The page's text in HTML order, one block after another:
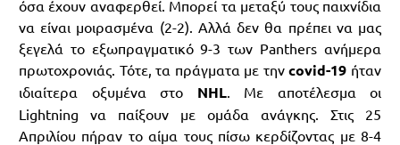
όσα έχουν αναφερθεί. Μπορεί τα μεταξύ τους παιχνίδια
να είναι μοιρασμένα (2-2). Αλλά δεν θα πρέπει να μας
ξεγελά το εξωπραγματικό 9-3 των Panthers ανήμερα
πρωτοχρονιάς. Τότε, τα πράγματα με τηνcovid-19 ήταν
ιδιαίτερα οξυμένα στο NHL. Με αποτέλεσμα οι
Lightning να παίξουν με ομάδα ανάγκης. Στις 25
Απριλίου πήραν το αίμα τους πίσω κερδίζοντας με 8-4